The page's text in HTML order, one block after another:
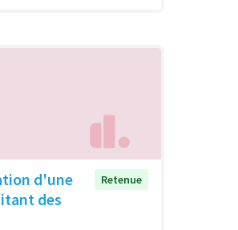
d'une
des
Retenue